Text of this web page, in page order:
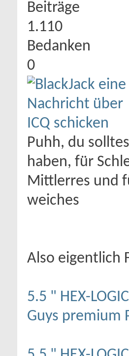
Beiträge
1.110
Bedanken
0
Puhh, du
haben, für
Mittlerres und
weiches
Also eigentlich
5.5 " HEX-
Guys premium